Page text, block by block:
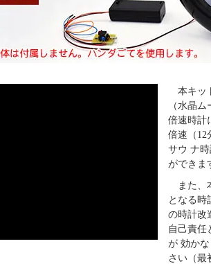
本キッ
（水晶
倍速時計
倍速（12
サウ ナ
ができま
また、
となる時
の時計改
自己責任
が 効か
さい（最